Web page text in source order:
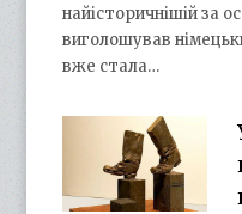
найісторичнішій за
виголошував
вже стала…